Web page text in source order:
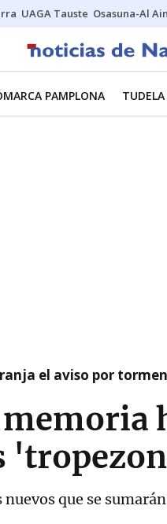
UAGA Tauste Osasuna-Al Ain
PAMPLONA
el aviso por
que se